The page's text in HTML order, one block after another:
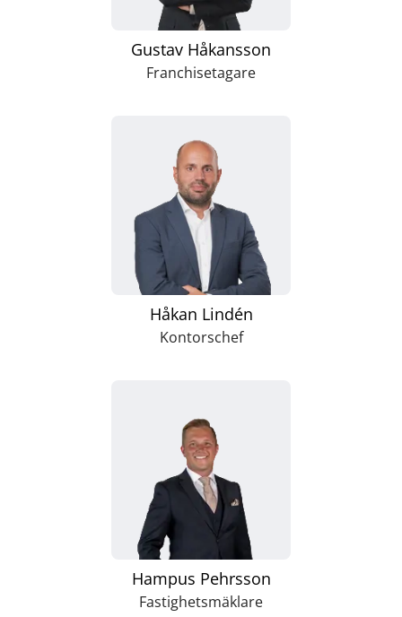
Gustav Håkansson
Franchisetagare
Håkan Lindén
Kontorschef
Hampus Pehrsson
Fastighetsmäklare